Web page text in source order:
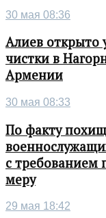
30 мая 08:36
Алиев открыто
чистки в
Армении
30 мая 08:33
По факту
с
меру
29 мая 18:42